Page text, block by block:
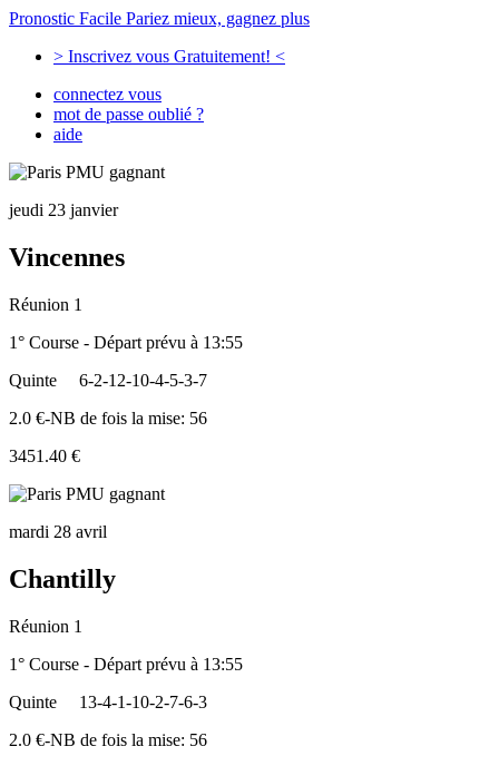
Pronostic Facile Pariez mieux, gagnez plus
> Inscrivez vous Gratuitement! <
connectez vous
mot de passe oublié ?
aide
jeudi 23 janvier
Vincennes
Réunion 1
1° Course - Départ prévu à 13:55
Quinte
6-2-12-10-4-5-3-7
2.0 €-NB de fois la mise: 56
3451.40 €
mardi 28 avril
Chantilly
Réunion 1
1° Course - Départ prévu à 13:55
Quinte
13-4-1-10-2-7-6-3
2.0 €-NB de fois la mise: 56